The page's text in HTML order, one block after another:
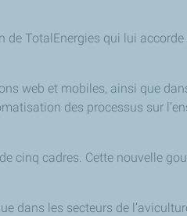
de TotalEnergies qui lui
web et mobiles, ainsi que
des processus sur
cinq cadres. Cette nouvelle
dans les secteurs de